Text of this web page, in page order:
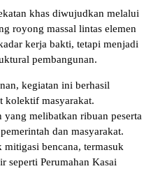
khas diwujudkan melalui
royong massal lintas elemen
kerja bakti, tetapi menjadi
pembangunan.
kegiatan ini berhasil
kolektif masyarakat.
melibatkan ribuan peserta
dan masyarakat.
bencana, termasuk
seperti Perumahan Kasai